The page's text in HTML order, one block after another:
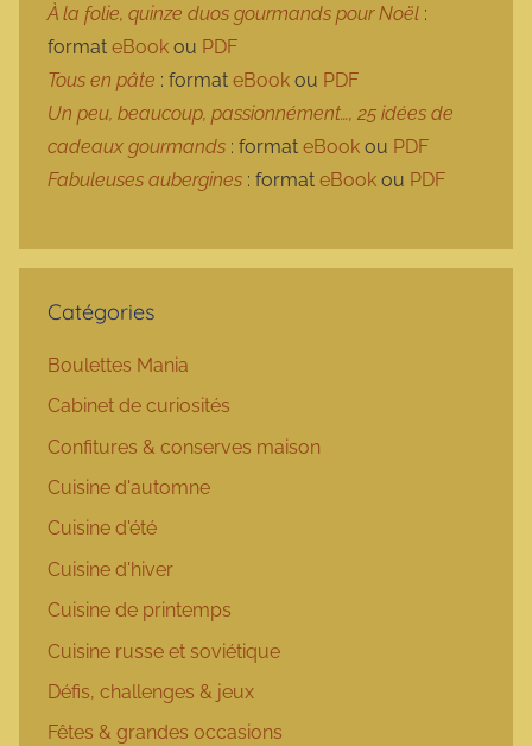
À la folie, quinze duos gourmands pour Noël :
format eBook ou PDF
Tous en pâte : format eBook ou PDF
Un peu, beaucoup, passionnément…, 25 idées de
cadeaux gourmands : format eBook ou PDF
Fabuleuses aubergines : format eBook ou PDF
Catégories
Boulettes Mania
Cabinet de curiosités
Confitures & conserves maison
Cuisine d'automne
Cuisine d'été
Cuisine d'hiver
Cuisine de printemps
Cuisine russe et soviétique
Défis, challenges & jeux
Fêtes & grandes occasions